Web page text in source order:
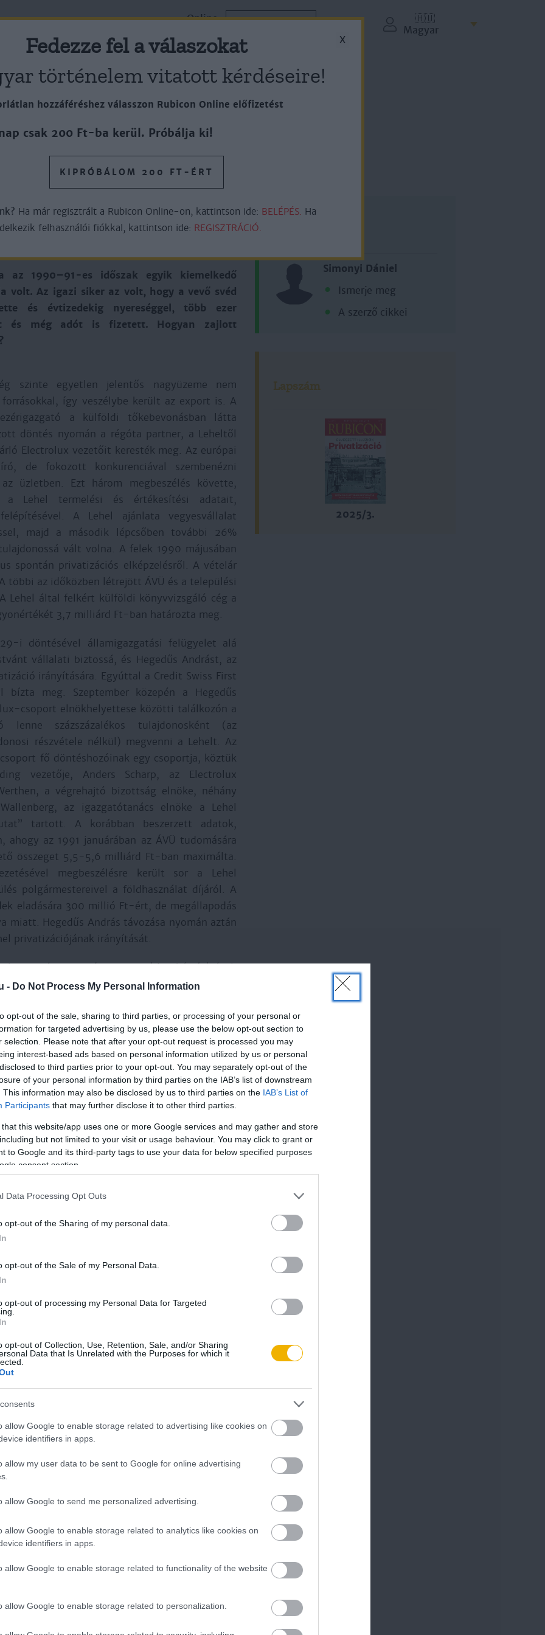
- Do Not Process My Personal Information
opt-out of the sale, sharing to third parties, or processing of your personal or
for targeted advertising by us, please use the below opt-out section to
selection. Please note that after your opt-out request is processed you may
interest-based ads based on personal information utilized by us or personal
to third parties prior to your opt-out. You may separately opt-out of the
of your personal information by third parties on the IAB’s list of downstream
This information may also be disclosed by us to third parties on the IAB’s List of
Participants that may further disclose it to other third parties.
that this website/app uses one or more Google services and may gather and store
but not limited to your visit or usage behaviour. You may click to grant or
to Google and its third-party tags to use your data for below specified purposes
consent section.
Data Processing Opt Outs
opt-out of the Sharing of my personal data.
opt-out of the Sale of my Personal Data.
opt-out of processing my Personal Data for Targeted
opt-out of Collection, Use, Retention, Sale, and/or Sharing
Data that Is Unrelated with the Purposes for which it
allow Google to enable storage related to advertising like cookies on
identifiers in apps.
allow my user data to be sent to Google for online advertising
allow Google to send me personalized advertising.
allow Google to enable storage related to analytics like cookies on
identifiers in apps.
allow Google to enable storage related to functionality of the website
allow Google to enable storage related to personalization.
Cikkek Lapszámok
Online
🇭🇺
Magyar
6perc olvasás
az 1990–91-es időszak egyik kiemelkedő
volt. Az igazi siker az volt, hogy a vevő svéd
és évtizedekig nyereséggel, több ezer
és még adót is fizetett. Hogyan zajlott
szinte egyetlen jelentős nagyüzeme nem
forrásokkal, így veszélybe került az export is. A
a külföldi tőkebevonásban látta
döntés nyomán a régóta partner, a Leheltől
Electrolux vezetőit keresték meg. Az európai
de fokozott konkurenciával szembenézni
üzletben. Ezt három megbeszélés követte,
Lehel termelési és értékesítési adatait,
A Lehel ajánlata vegyesvállalat
majd a második lépcsőben további 26%
vált volna. A felek 1990 májusában
spontán privatizációs elképzelésről. A vételár
többi az időközben létrejött ÁVÜ és a települési
Lehel által felkért külföldi könyvvizsgáló cég a
3,7 milliárd Ft-ban határozta meg.
i döntésével államigazgatási felügyelet alá
vállalati biztossá, és Hegedűs Andrást, az
irányítására. Egyúttal a Credit Swiss First
bízta meg. Szeptember közepén a Hegedűs
csoport elnökhelyettese közötti találkozón a
százszázalékos tulajdonosként (az
részvétele nélkül) megvenni a Lehelt. Az
fő döntéshozóinak egy csoportja, köztük
vezetője, Anders Scharp, az Electrolux
a végrehajtó bizottság elnöke, néhány
az igazgatótanács elnöke a Lehel
tartott. A korábban beszerzett adatok,
az 1991 januárában az ÁVÜ tudomására
összeget 5,5-5,6 milliárd Ft-ban maximálta.
megbeszélésre került sor a Lehel
polgármestereivel a földhasználat díjáról. A
eladására 300 millió Ft-ért, de megállapodás
Hegedűs András távozása nyomán aztán
privatizációjának irányítását.
céget egy új vagyonmérleg készítésével,
a cég tényleges és várható helyzetének
vezetőktől a dolgozók elképzeléseiről.
három évtizedben a gyár óriási mértékben
beleértve a jéghokipályát (a csapattal
vált, hogy a Lehel a 4800 dolgozójával a
intézménye. Ezért kulcsfontosságú volt az
tisztázása, az Electrolux „szokásos”
mivel a sajtó hirtelen tele lett aggódó
megvenni, bezárják majd a Lehelt, miért
vállalatot, mi lesz a szociális létesítményekkel
A korábbi években mindössze 3%-os
a forintleértékelésből származott. A hazai piac
12%-kal csökkent, a nyugati export az
A gyár árbevételének 60 százalékát kitevő
egyharmadára csökkentek. Az Ikarus és a
nem került sor 70-80 ezer járművízhűtő
le kellett állítani egy-egy műszak termelését.
további hitelfelvétel csődbe
partnereket, amelyeken keresztül a Lehel
évben az Electrolux felvásárolta, és a svéd
szállító spanyol vállalat is. Az
arra vonatkozóan, hogyan teszik újból
végre, hogyan őrzik meg a cég magyar
mennyit értékesítenek a nyugati piacokon,
révén mennyivel csökkenthető a termelési
termékprofil-tisztítással lehet
kal is. Sikerült arról is meggyőződni, hogy az
nem adogatja el vagy csukja be azt, amit
jászberényi SZDSZ-es polgármesternek
kiderült, hogy a Lehel éveken keresztül
öt, a város határában levő, illegális lerakókba.
az ÁVÜ-t, sem a svédeket. A felek a német
és egyetértettek abban, hogy a tisztítás
az ÁVÜ igazgatótanácsa külön ülésen
érintő jelentős környezetszennyezési
a tárgyalások. A két budapesti
és kereskedelmi igazgatója is részt vett,
Simonyi Dániel
Ismerje meg
A szerző cikkei
Lapszám
2025/3.
X
Fedezze fel a válaszokat
történelem vitatott kérdéseire!
hozzáféréshez válasszon Rubicon Online előfizetést
csak 200 Ft-ba kerül. Próbálja ki!
KIPRÓBÁLOM 200 FT-ÉRT
Ha már regisztrált a Rubicon Online-on, kattintson ide: BELÉPÉS. Ha
felhasználói fiókkal, kattintson ide: REGISZTRÁCIÓ.